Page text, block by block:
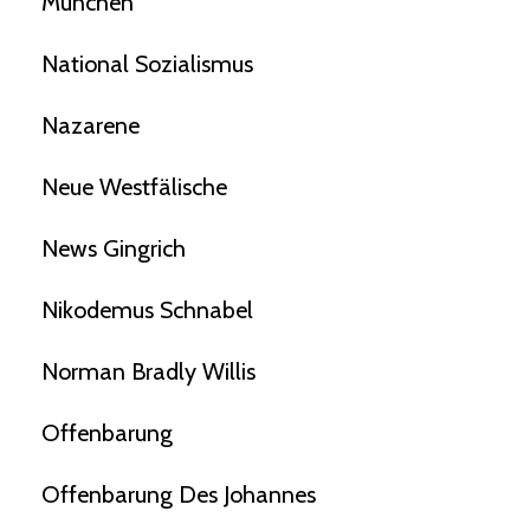
National Sozialismus
Nazarene
Neue Westfälische
News Gingrich
Nikodemus Schnabel
Norman Bradly Willis
Offenbarung
Offenbarung Des Johannes